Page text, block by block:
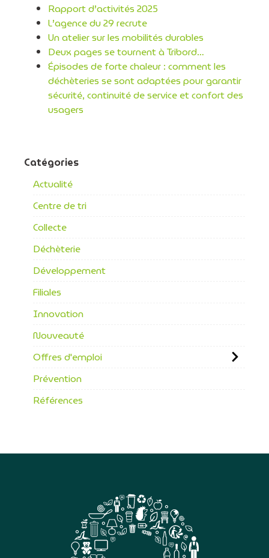
Rapport d’activités 2025
L’agence du 29 recrute
Un atelier sur les mobilités durables
Deux pages se tournent à Tribord…
Épisodes de forte chaleur : comment les
déchèteries se sont adaptées pour garantir
sécurité, continuité de service et confort des
usagers
Catégories
Actualité
Centre de tri
Collecte
Déchèterie
Développement
Filiales
Innovation
Nouveauté
Offres d'emploi
Prévention
Références